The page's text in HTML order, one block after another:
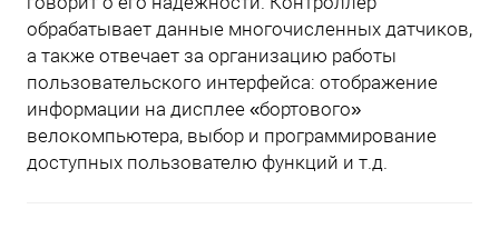
обрабатывает данные многочисленных датчиков,
а также отвечает за организацию работы
пользовательского интерфейса: отображение
информации на дисплее «бортового»
велокомпьютера, выбор и программирование
доступных пользователю функций и т.д.